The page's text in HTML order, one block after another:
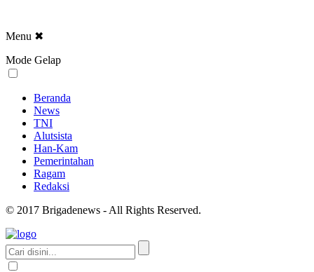
Menu ✖
Mode Gelap
Beranda
News
TNI
Alutsista
Han-Kam
Pemerintahan
Ragam
Redaksi
© 2017 Brigadenews - All Rights Reserved.